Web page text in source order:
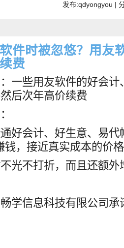
发布:qdyongyou |
件时被忽悠？用友
费
一些用友软件的好会
后次年高价续费
好会计、好生意、易
钱，接近真实成本的价
光不打折，而且还额
学信息科技有限公司